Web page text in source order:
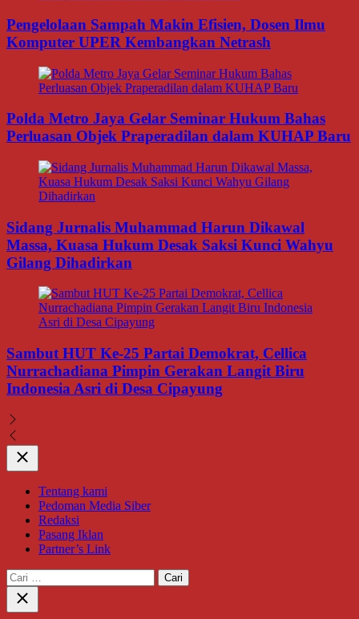
Pengelolaan Sampah Makin Efisien, Dosen Ilmu
Komputer UPER Kembangkan Netrash
Polda Metro Jaya Gelar Seminar Hukum Bahas
Perluasan Objek Praperadilan dalam KUHAP Baru
Sidang Jurnalis Muhammad Harun Dikawal
Massa, Kuasa Hukum Desak Saksi Kunci Wahyu
Gilang Dihadirkan
Sambut HUT Ke-25 Partai Demokrat, Cellica
Nurrachadiana Pimpin Gerakan Langit Biru
Indonesia Asri di Desa Cipayung
Close
Tentang kami
Pedoman Media Siber
Redaksi
Pasang Iklan
Partner’s Link
Cari
untuk:
Close
search